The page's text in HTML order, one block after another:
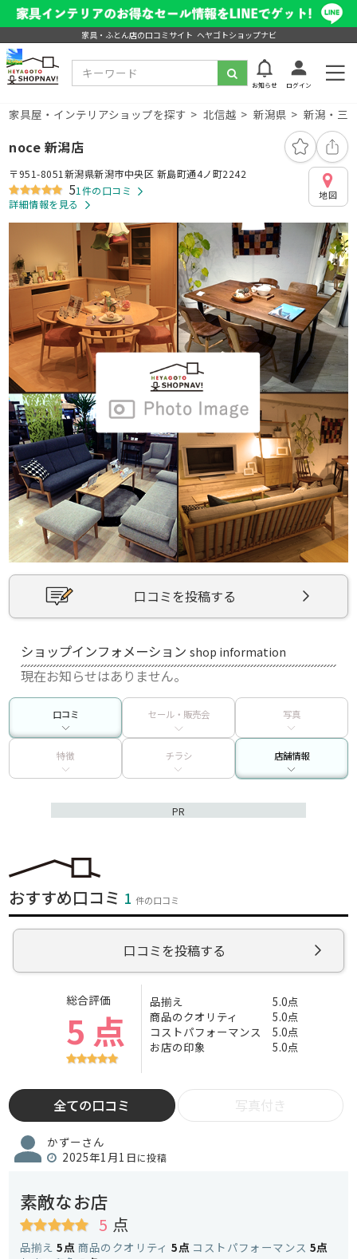
家具・ふとん店の口コミサイト ヘヤゴトショップナビ
お知らせ ログイン
家具屋・インテリアショップを探す 北信越 新潟県 新潟・三
noce 新潟店
〒951-8051新潟県新潟市中央区 新島町通4ノ町2242
51件の口コミ
詳細情報を見る
地図
口コミを投稿する
ショップインフォメーションshop information
現在お知らせはありません。
口コミ セール・販売会 写真
特徴 チラシ 店舗情報
PR
おすすめ口コミ 1件の口コミ
口コミを投稿する
総合評価
5 点
品揃え
5.0点
商品のクオリティ
5.0点
コストパフォーマンス
5.0点
お店の印象
5.0点
全ての口コミ 写真付き
かずーさん
2025年1月1日に投稿
素敵なお店
5 点
品揃え 5点 商品のクオリティ 5点 コストパフォーマンス 5点